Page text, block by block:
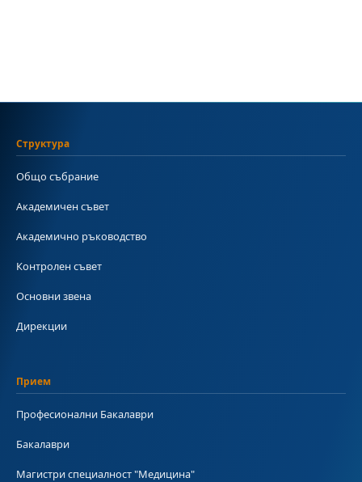
Структура
Общо събрание
Академичен съвет
Академично ръководство
Контролен съвет
Основни звена
Дирекции
Прием
Професионални Бакалаври
Бакалаври
Магистри специалност "Медицина"